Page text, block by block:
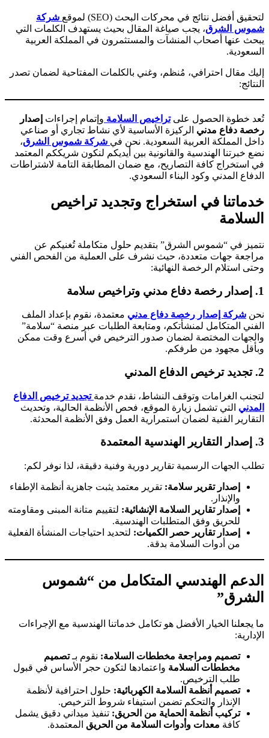
لتحقيق أفضل نتائج في محركات البحث (SEO) لموقع
شركة
شموس الشرق، يجب صياغة المقال بحيث يستهدف الكلمات التي
يبحث عنها أصحاب المنشآت والمستثمرون في المملكة العربية
السعودية.
إليك مقال احترافي، مُنظم، وغني بالكلمات المفتاحية لضمان تصدر
النتائج:
تُعد خطوة الحصول علىتراخيص السلامة وإتمام إجراءات إصدار
رخصة دفاع مدني الركيزة الأساسية لأي نشاط تجاري أو صناعي
داخل المملكة العربية السعودية. نحن في شركة شموس الشرق،
نضع خبرتنا الهندسية والقانونية بين أيديكم لنكون شريككم المعتمد
في استخراج كافة التصاريح، مع ضمان المطابقة التامة لاشتراطات
الدفاع المدني وكود البناء السعودي.
خدماتنا في استخراج وتجديد تراخيص
السلامة
نتميز في “شموس الشرق” بتقديم حلول متكاملة تُغنيكم عن
مراجعة جهات متعددة، حيث نشرف على العملية من الفحص الفني
وحتى استلام الرخصة النهائية:
1. إصدار رخصة دفاع مدني وتراخيص سلامة
نحن شركة إصدار رخصة دفاع مدني معتمدة، نقوم بإعداد الملف
الفني المتكامل لمنشأتكم، ومتابعة الطلبات عبر منصة “سلامة”
والجهات المختصة لضمان صدور الترخيص في أسرع وقت ممكن
وبأقل مجهود من طرفكم.
2. تجديد ترخيص الدفاع المدني
لتجنب الغرامات وتوقف النشاط، نقدم خدمة تجديد ترخيص الدفاع
المدني التي تشمل زيارة الموقع، فحص الأنظمة الحالية، وتحديث
التقارير الفنية لضمان استمرارية العمل وفق الأنظمة المحدثة.
3. إصدار التقارير الهندسية المعتمدة
تطلب الجهات الرسمية تقارير دورية وفنية دقيقة، لذا نوفر لكم:
إصدار تقرير سلامة: تقرير معتمد يثبت جاهزية أنظمة الإطفاء
والإنذار.
إصدار تقارير السلامة الإنشائية: لتقييم متانة المبنى ومقاومته
للحريق وفق المتطلبات الهندسية.
إصدار تقارير حصر الكميات: لتحديد احتياجات المنشأة الفعلية
من أدوات السلامة بدقة.
الدعم الهندسي المتكامل من “شموس
الشرق”
ما يجعلنا الخيار الأفضل هو تكامل خدماتنا الهندسية مع الإجراءات
الإدارية:
تصميم ومراجعة مخططات السلامة: نقوم بـتصميم
مخططات السلامة واعتمادها لتكون حجر الأساس في قبول
طلب الترخيص.
تصميم أنظمة السلامة الكهربائية: حلول احترافية لأنظمة
الإنذار والتحكم تضمن استيفاء شروط الترخيص.
تركيب أنظمة الحماية من الحريق: تنفيذ ميداني دقيق يشمل
كافة معدات وأدوات السلامة من الحريق المعتمدة.